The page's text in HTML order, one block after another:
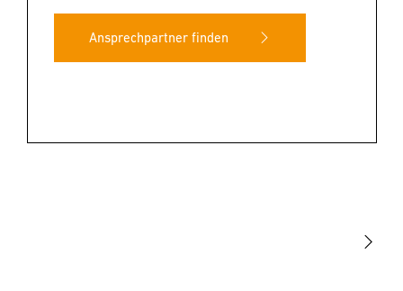
Ansprechpartner finden